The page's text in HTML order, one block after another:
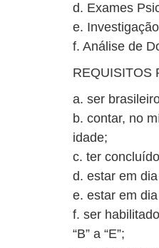
d. Exames
e.
f. Análise de
REQUISITOS
a. ser
b. contar, no
idade;
c. ter
d. estar em
e. estar em
f. ser
“B” a “E”;